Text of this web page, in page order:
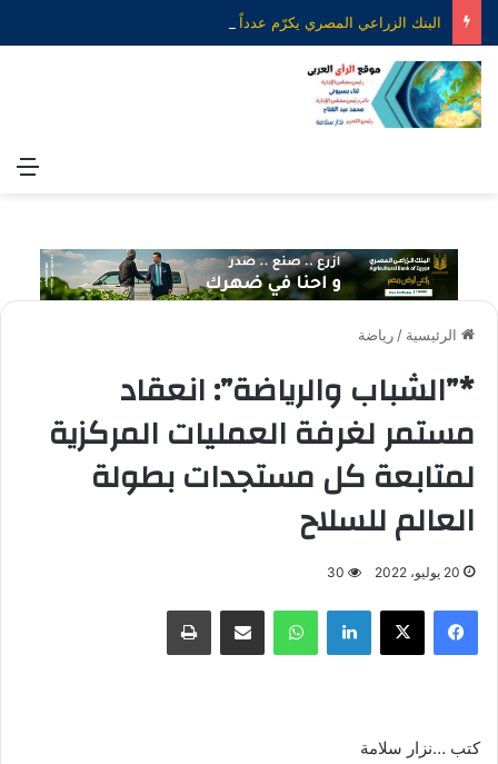
الرئيسية /رياضة
*”الشباب والرياضة”: انعقاد
مستمر لغرفة العمليات المركزية
لمتابعة كل مستجدات بطولة
العالم للسلاح
20 يوليو، 2022 30
فيسبوك X لينكدإن واتساب مشاركة عبر البريد طباعة
كتب …نزار سلامة